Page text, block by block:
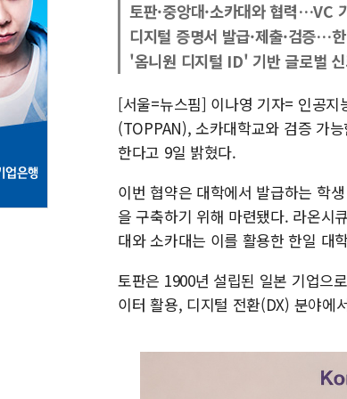
토판·중앙대·소카대와 협력…VC
디지털 증명서 발급·제출·검증…
'옴니원 디지털 ID' 기반 글로벌
[서울=뉴스핌] 이나영 기자= 인공지
(TOPPAN), 소카대학교와 검증 가
한다고 9일 밝혔다.
이번 협약은 대학에서 발급하는 학
을 구축하기 위해 마련됐다. 라온시
대와 소카대는 이를 활용한 한일 대
토판은 1900년 설립된 일본 기업으
이터 활용, 디지털 전환(DX) 분야에